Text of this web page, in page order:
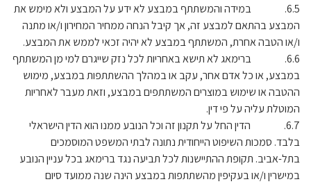
6.5. במידה והמשתתף במבצע לא ידע על המבצע ולא מימש את
המבצע בהתאם למבצע זה, אך קיבל הנחה ממחיר המחירון ו/או מתנה
ו/או הטבה אחרת, המשתתף במבצע לא יהיה זכאי לממש את המבצע.
6.6. ברימאג לא תישא באחריות לכל נזק שייגרם למי מן המשתתף
במבצע, או כל אדם אחר, עקב או במהלך ההשתתפות במבצע, מימוש
ההטבה או שימוש במוצרים המשתתפים במבצע, וזאת מעבר לאחריות
המוטלת עליה על פי דין.
6.7. הדין החל על תקנון זה וכל הנובע ממנו הוא הדין הישראלי
בלבד. סמכות השיפוט הייחודית נתונה לבתי המשפט המוסמכים
בתל-אביב. תקופת ההתיישנות לכל תביעה נגד ברימאג בכל עניין הנובע
במישרין ו/או בעקיפין מהשתתפות במבצע הינה שנה ממועד סיום